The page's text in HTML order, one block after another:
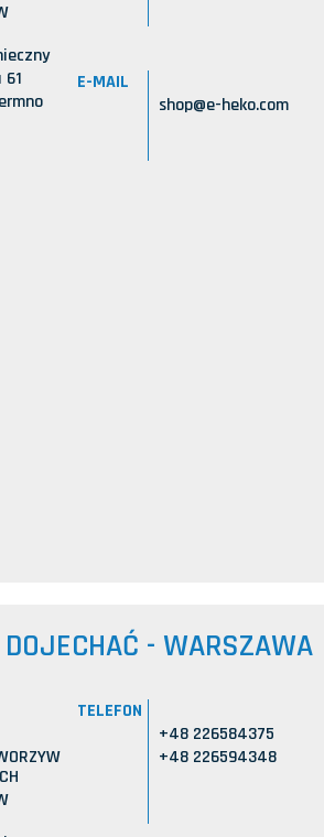
61
E-MAIL
shop@e-heko.com
- WARSZAWA
TELEFON
+48 226584375
+48 226594348